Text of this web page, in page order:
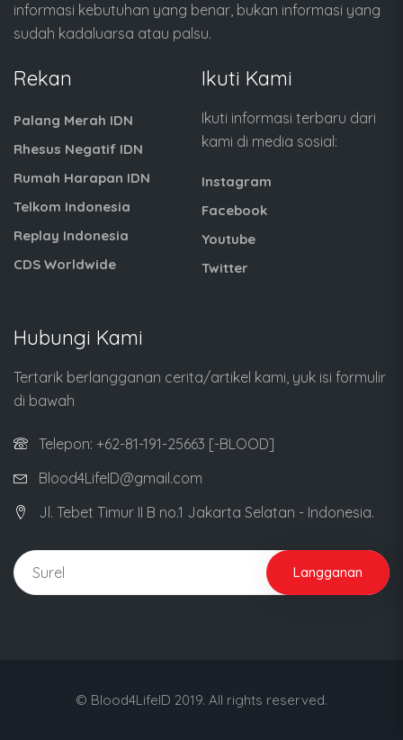
informasi kebutuhan yang benar, bukan informasi yang
sudah kadaluarsa atau palsu.
Rekan
Palang Merah IDN
Rhesus Negatif IDN
Rumah Harapan IDN
Telkom Indonesia
Replay Indonesia
CDS Worldwide
Ikuti Kami
Ikuti informasi terbaru dari
kami di media sosial:
Instagram
Facebook
Youtube
Twitter
Hubungi Kami
Tertarik berlangganan cerita/artikel kami, yuk isi formulir
di bawah
Telepon: +62-81-191-25663 [-BLOOD]
Blood4LifeID@gmail.com
Jl. Tebet Timur II B no.1 Jakarta Selatan - Indonesia.
Langganan
© Blood4LifeID 2019. All rights reserved.